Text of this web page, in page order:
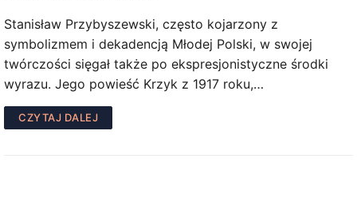
Stanisław Przybyszewski, często kojarzony z
symbolizmem i dekadencją Młodej Polski, w swojej
twórczości sięgał także po ekspresjonistyczne środki
wyrazu. Jego powieść Krzyk z 1917 roku,…
CZYTAJ DALEJ